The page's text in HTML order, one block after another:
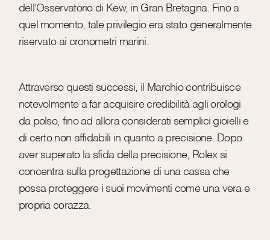
dell’Osservatorio di Kew, in Gran Bretagna. Fino a
quel momento, tale privilegio era stato generalmente
riservato ai cronometri marini.
Attraverso questi successi, il Marchio contribuisce
notevolmente a far acquisire credibilità agli orologi
da polso, fino ad allora considerati semplici gioielli e
di certo non affidabili in quanto a precisione. Dopo
aver superato la sfida della precisione, Rolex si
concentra sulla progettazione di una cassa che
possa proteggere i suoi movimenti come una vera e
propria corazza.